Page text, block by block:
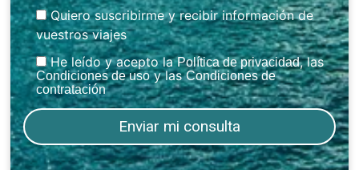
Quiero suscribirme y recibir información de
vuestros viajes
He leído y acepto laPolítica de privacidad , las
Condiciones de uso y lasCondiciones de
contratación